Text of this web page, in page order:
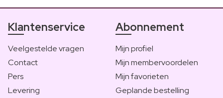
Klantenservice
Veelgestelde vragen
Contact
Pers
Levering
Abonnement
Mijn profiel
Mijn membervoordelen
Mijn favorieten
Geplande bestelling